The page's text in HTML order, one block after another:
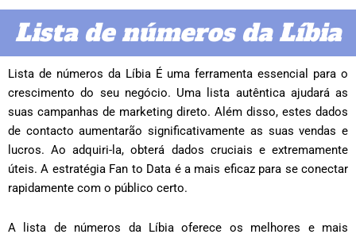
Lista de números da Líbia
Lista de números da Líbia É uma ferramenta essencial para o
crescimento do seu negócio. Uma lista autêntica ajudará as
suas campanhas de marketing direto. Além disso, estes dados
de contacto aumentarão significativamente as suas vendas e
lucros. Ao adquiri-la, obterá dados cruciais e extremamente
úteis. A estratégia Fan to Data é a mais eficaz para se conectar
rapidamente com o público certo.
A lista de números da Líbia oferece os melhores e mais